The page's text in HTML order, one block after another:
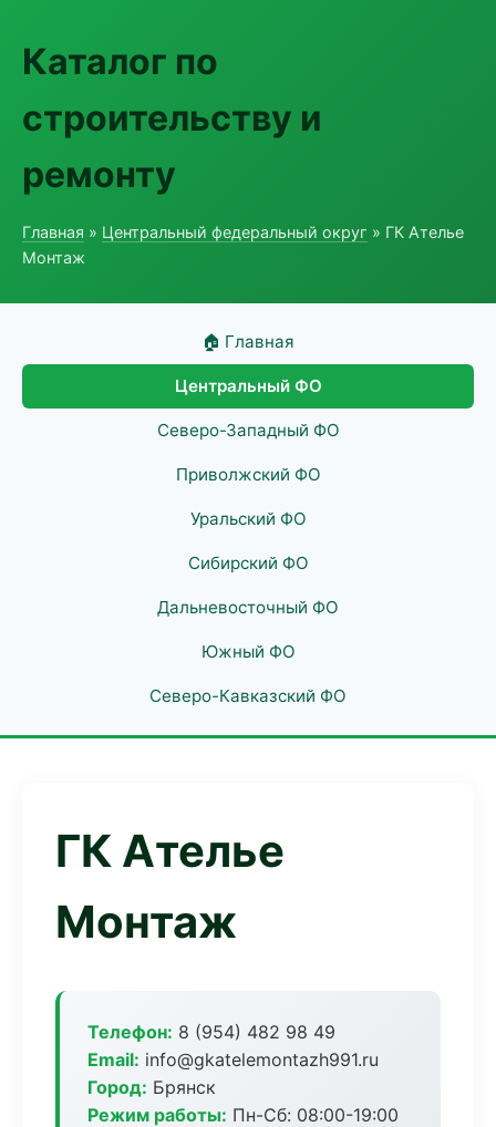
Каталог по
строительству и
ремонту
Главная » Центральный федеральный округ » ГК Ателье
Монтаж
🏠 Главная
Центральный ФО
Северо-Западный ФО
Приволжский ФО
Уральский ФО
Сибирский ФО
Дальневосточный ФО
Южный ФО
Северо-Кавказский ФО
ГК Ателье
Монтаж
Телефон: 8 (954) 482 98 49
Email: info@gkatelemontazh991.ru
Город: Брянск
Режим работы: Пн-Сб: 08:00-19:00